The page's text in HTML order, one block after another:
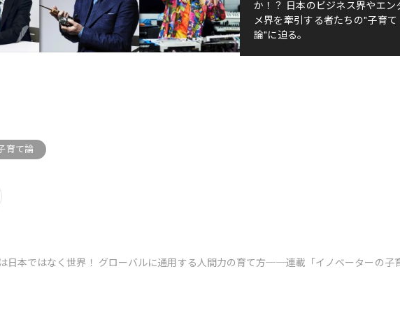
か！？ 日本のビジネス界やエン
メ界を牽引する者たちの"子育て
論"に迫る。
育て論
日本ではなく世界！ グローバルに通用する人間力の育て方──連載「イノベーターの子